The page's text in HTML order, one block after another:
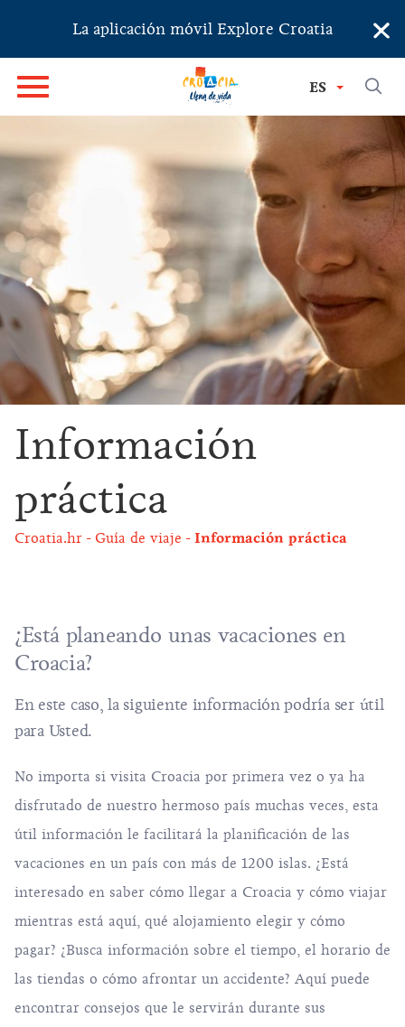
La aplicación móvil Explore Croatia ×
ES
Información
práctica
Croatia.hr Guía de viaje Información práctica
¿Está planeando unas vacaciones en
Croacia?
En este caso, la siguiente información podría ser útil
para Usted.
No importa si visita Croacia por primera vez o ya ha
disfrutado de nuestro hermoso país muchas veces, esta
útil información le facilitará la planificación de las
vacaciones en un país con más de 1200 islas. ¿Está
interesado en saber cómo llegar a Croacia y cómo viajar
mientras está aquí, qué alojamiento elegir y cómo
pagar? ¿Busca información sobre el tiempo, el horario de
las tiendas o cómo afrontar un accidente? Aquí puede
encontrar consejos que le servirán durante sus